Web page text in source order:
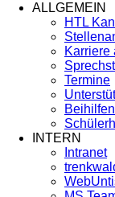
ALLGEMEIN
HTL
Karriere
Termine
Beihilfen
INTERN
Intranet